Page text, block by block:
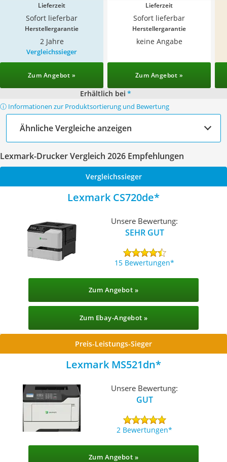
Lieferzeit
Sofort lieferbar
Lieferzeit
Sofort lieferbar
Herstellergarantie
2 Jahre
Herstellergarantie
keine Angabe
Vergleichssieger
Zum Angebot » Zum Angebot »
Erhältlich bei *
ⓘ Informationen zur Produktsortierung und Bewertung
Ähnliche Vergleiche anzeigen
Lexmark-Drucker Vergleich 2026 Empfehlungen
Vergleichssieger
Lexmark CS720de
Unsere Bewertung:
SEHR GUT
15 Bewertungen
Zum Angebot »
Zum Ebay-Angebot »
Preis-Leistungs-Sieger
Lexmark MS521dn
Unsere Bewertung:
GUT
2 Bewertungen
Zum Angebot »